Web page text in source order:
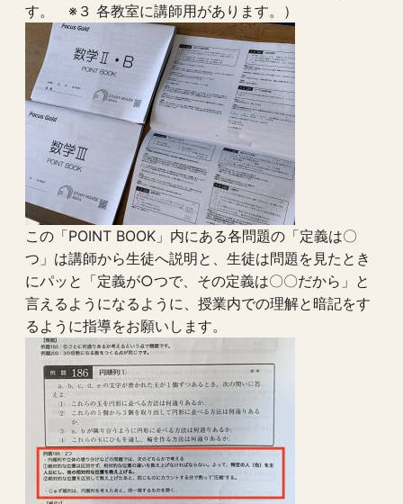
す。 ※３ 各教室に講師用があります。）
この「POINT BOOK」内にある各問題の「定義は〇
つ」は講師から生徒へ説明と、生徒は問題を見たとき
にパッと「定義が○つで、その定義は〇〇だから」と
言えるようになるように、授業内での理解と暗記をす
るように指導をお願いします。